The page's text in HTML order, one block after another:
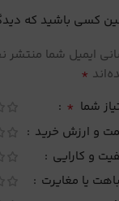
کسی باشید که
ایمیل شما منتشر
*
شما *
و ارزش خرید
و کارایی
یا مغایرت